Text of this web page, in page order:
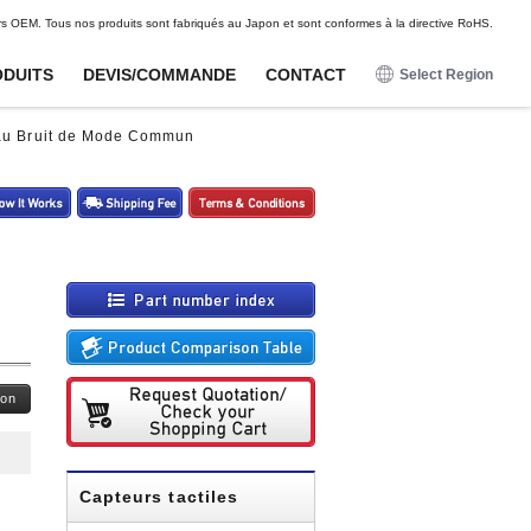
DE FR ES
Tous nos produits sont fabriqués au Japon et sont conformes à la directive RoHS.
DEVIS/COMMANDE CONTACT Select Region
Capteurs de proximite
Capteurs tactiles
Capteurs d'impact
Potentiometres numeriques
Boutons-poussoirs lumineux
Faisceaux de connecteurs
Ferrures de montage et
faisceaux de cables
Capteurs de proximite
Capteurs tactiles
Capteurs d'impact
Potentiometres numeriques
Boutons-poussoirs lumineux
Faisceaux de connecteurs
Ferrures de montage et
faisceaux de cables
Bruit de Mode Commun
Capteurs tactiles